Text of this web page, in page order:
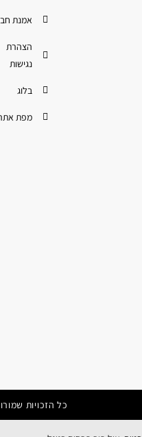
אמנת
הצהרת
נגישות
בלוג
מפת
כל הזכויות